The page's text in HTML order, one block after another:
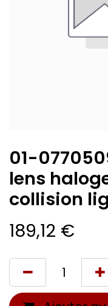
01-
lens
collision
189,12 €